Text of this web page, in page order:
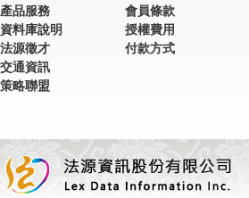
產品服務
資料庫說明
法源徵才
交通資訊
策略聯盟
會員條款
授權費用
付款方式